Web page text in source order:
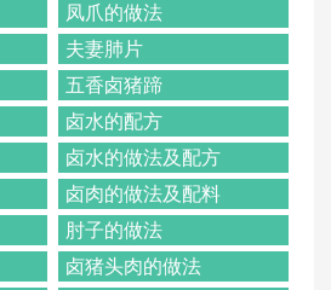
凤爪的做法
夫妻肺片
五香卤猪蹄
卤水的配方
卤水的做法及配方
卤肉的做法及配料
肘子的做法
卤猪头肉的做法